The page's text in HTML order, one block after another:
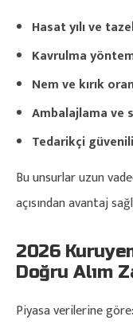
Hasat yılı ve
Kavrulma
Nem ve kırık
Ambalajlama ve
Tedarikçi
Bu unsurlar uzun
açısından avantaj
2026
Doğru Alım
Piyasa verilerine göre: